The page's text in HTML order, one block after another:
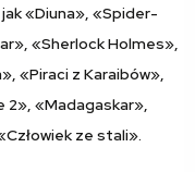
«Diuna», «Spider-
«Sherlock Holmes»,
«Piraci z Karaibów»,
2», «Madagaskar»,
ze stali».